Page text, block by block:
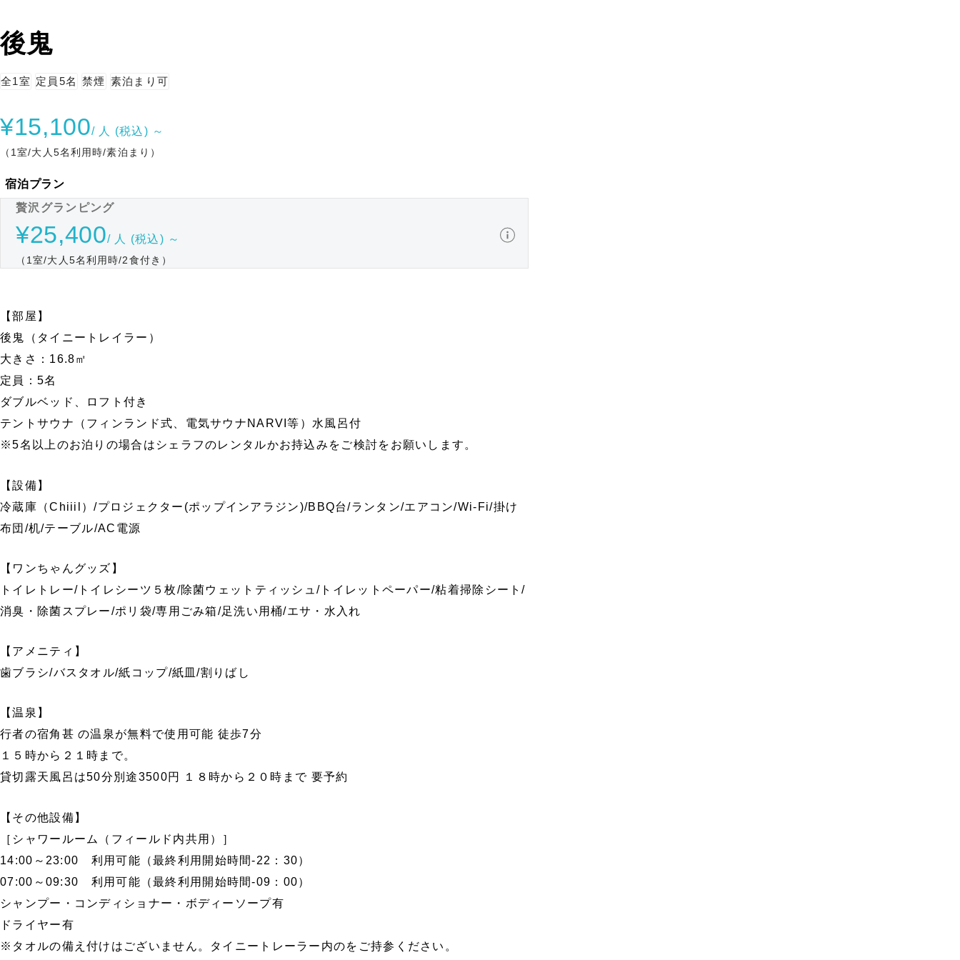
後鬼
全1室 定員5名 禁煙 素泊まり可
¥15,100/ 人 (税込) ～
（1室/大人5名利用時/素泊まり）
宿泊プラン
贅沢グランピング
¥25,400/ 人 (税込) ～
（1室/大人5名利用時/2食付き）
【部屋】
後鬼（タイニートレイラー）
大きさ：16.8㎡
定員：5名
ダブルベッド、ロフト付き
テントサウナ（フィンランド式、電気サウナNARVI等）水風呂付
※5名以上のお泊りの場合はシェラフのレンタルかお持込みをご検討をお願いします。
【設備】
冷蔵庫（Chiiil）/プロジェクター(ポップインアラジン)/BBQ台/ランタン/エアコン/Wi-Fi/掛け
布団/机/テーブル/AC電源
【ワンちゃんグッズ】
トイレトレー/トイレシーツ５枚/除菌ウェットティッシュ/トイレットペーパー/粘着掃除シート/
消臭・除菌スプレー/ポリ袋/専用ごみ箱/足洗い用桶/エサ・水入れ
【アメニティ】
歯ブラシ/バスタオル/紙コップ/紙皿/割りばし
【温泉】
行者の宿角甚 の温泉が無料で使用可能 徒歩7分
１５時から２１時まで。
貸切露天風呂は50分別途3500円 １８時から２０時まで 要予約
【その他設備】
［シャワールーム（フィールド内共用）］
14:00～23:00 利用可能（最終利用開始時間-22：30）
07:00～09:30 利用可能（最終利用開始時間-09：00）
シャンプー・コンディショナー・ボディーソープ有
ドライヤー有
※タオルの備え付けはございません。タイニートレーラー内のをご持参ください。